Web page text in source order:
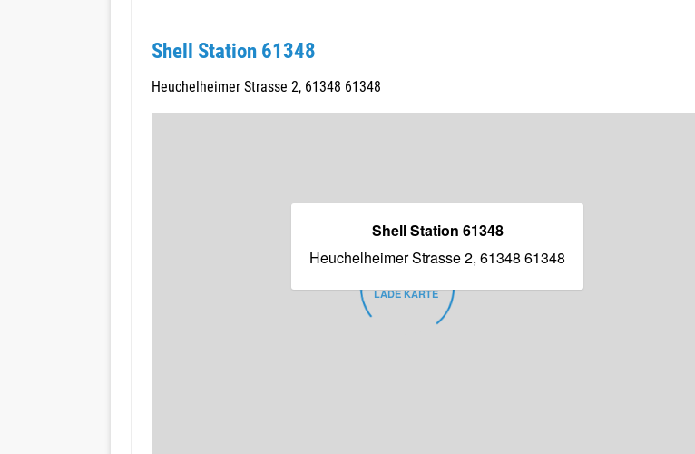
Shell Station 61348
Heuchelheimer Strasse 2, 61348 61348
LADE KARTE
Shell Station 61348
Heuchelheimer Strasse 2, 61348 61348